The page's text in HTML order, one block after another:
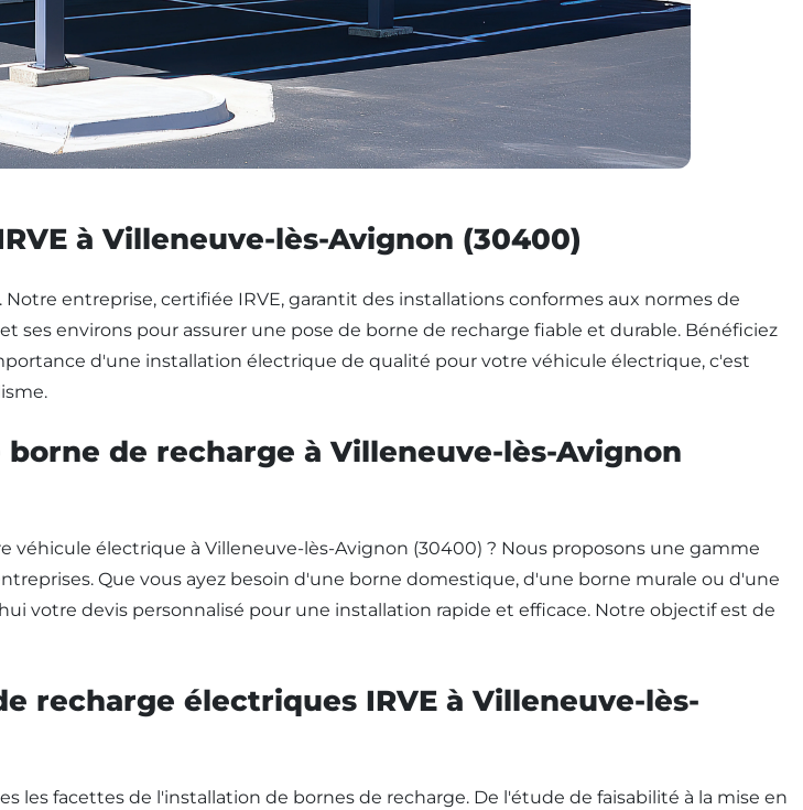
à Villeneuve-lès-Avignon (30400)
entreprise, certifiée IRVE, garantit des installations conformes aux normes de
ses environs pour assurer une pose de borne de recharge fiable et durable. Bénéficiez
d'une installation électrique de qualité pour votre véhicule électrique, c'est
de recharge à Villeneuve-lès-Avignon
électrique à Villeneuve-lès-Avignon (30400) ? Nous proposons une gamme
Que vous ayez besoin d'une borne domestique, d'une borne murale ou d'une
votre devis personnalisé pour une installation rapide et efficace. Notre objectif est de
recharge électriques IRVE à Villeneuve-lès-
facettes de l'installation de bornes de recharge. De l'étude de faisabilité à la mise en